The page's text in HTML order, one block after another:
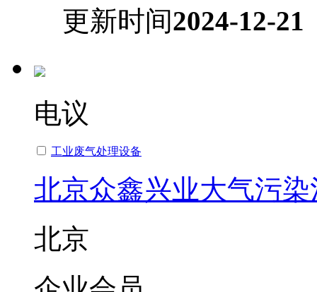
更新时间2024-12-21
电议
工业废气处理设备
北京众鑫兴业大气污
北京